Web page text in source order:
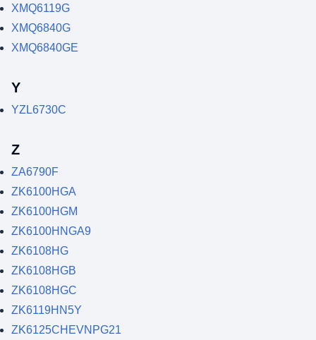
XMQ6119G
XMQ6840G
XMQ6840GE
Y
YZL6730C
Z
ZA6790F
ZK6100HGA
ZK6100HGM
ZK6100HNGA9
ZK6108HG
ZK6108HGB
ZK6108HGC
ZK6119HN5Y
ZK6125CHEVNPG21